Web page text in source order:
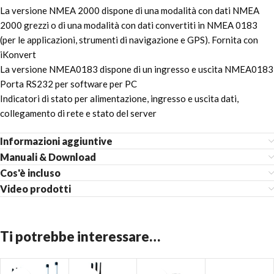
La versione NMEA 2000 dispone di una modalità con dati NMEA
2000 grezzi o di una modalità con dati convertiti in NMEA 0183
(per le applicazioni, strumenti di navigazione e GPS). Fornita con
iKonvert
La versione NMEA0183 dispone di un ingresso e uscita NMEA0183
Porta RS232 per software per PC
Indicatori di stato per alimentazione, ingresso e uscita dati,
collegamento di rete e stato del server
Informazioni aggiuntive
Manuali & Download
Cos'è incluso
Video prodotti
Ti potrebbe interessare…